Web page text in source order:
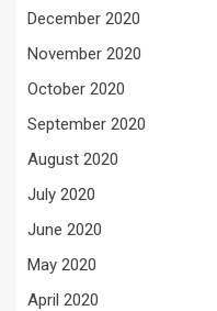
December 2020
November 2020
October 2020
September 2020
August 2020
July 2020
June 2020
May 2020
April 2020